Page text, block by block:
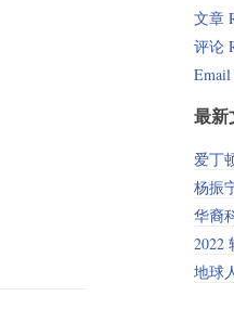
文章
评论
最新
爱丁
杨振
华裔
2022
地球